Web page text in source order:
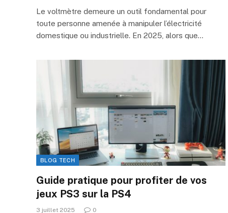
Le voltmètre demeure un outil fondamental pour
toute personne amenée à manipuler l’électricité
domestique ou industrielle. En 2025, alors que…
BLOG TECH
Guide pratique pour profiter de vos
jeux PS3 sur la PS4
3 juillet 2025 0